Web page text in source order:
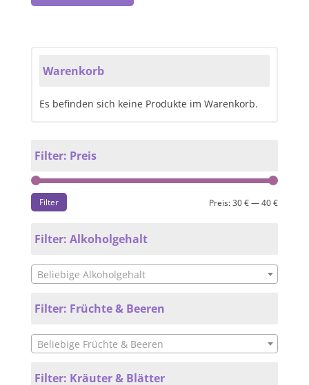
Warenkorb
Es befinden sich keine Produkte im Warenkorb.
Filter: Preis
Filter Preis:30 €—40 €
Filter: Alkoholgehalt
Beliebige Alkoholgehalt
Filter: Früchte & Beeren
Beliebige Früchte & Beeren
Filter: Kräuter & Blätter